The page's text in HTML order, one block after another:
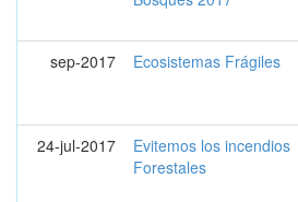
sep-2017
Ecosistemas Frágiles
24-jul-2017
Evitemos los incendios
Forestales